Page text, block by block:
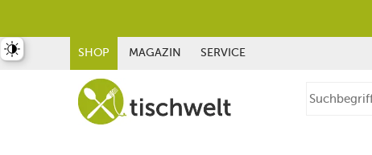
SHOP MAGAZIN SERVICE
umschalten